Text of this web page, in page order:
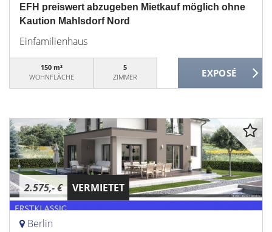
EFH preiswert abzugeben Mietkauf möglich ohne
Kaution Mahlsdorf Nord
Einfamilienhaus
150 m²
WOHNFLÄCHE
5
ZIMMER
2.575,- € VERMIETET
Berlin